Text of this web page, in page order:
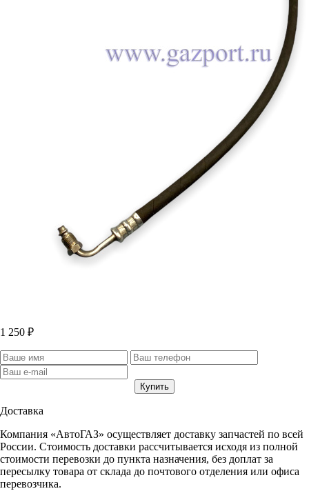
1 250 ₽
Доставка
Компания «АвтоГАЗ» осуществляет доставку запчастей по всей
России. Стоимость доставки рассчитывается исходя из полной
стоимости перевозки до пункта назначения, без доплат за
пересылку товара от склада до почтового отделения или офиса
перевозчика.